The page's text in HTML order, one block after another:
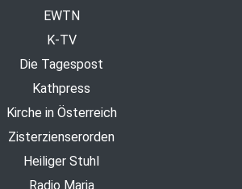
EWTN
K-TV
Die Tagespost
Kathpress
Kirche in Österreich
Zisterzienserorden
Heiliger Stuhl
Radio Maria